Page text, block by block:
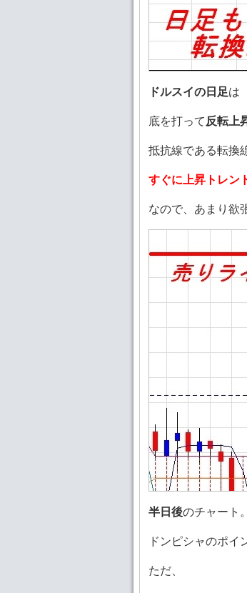
ドルスイの日足は
底を打って 反転上
抵抗線である転換
すぐに上昇トレン
なので、あまり欲
半日後のチャート。
ドンピシャのポイ
ただ、